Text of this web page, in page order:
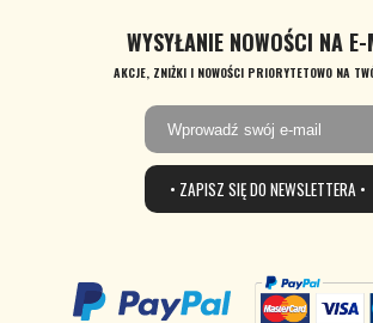
WYSYŁANIE NOWOŚCI NA
AKCJE, ZNIŻKI I NOWOŚCI PRIORYTETOWO NA
• ZAPISZ SIĘ DO NEWSLETTERA •